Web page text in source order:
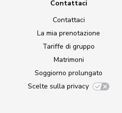
Contattaci
Contattaci
La mia prenotazione
Tariffe di gruppo
Matrimoni
Soggiorno prolungato
Scelte sulla privacy